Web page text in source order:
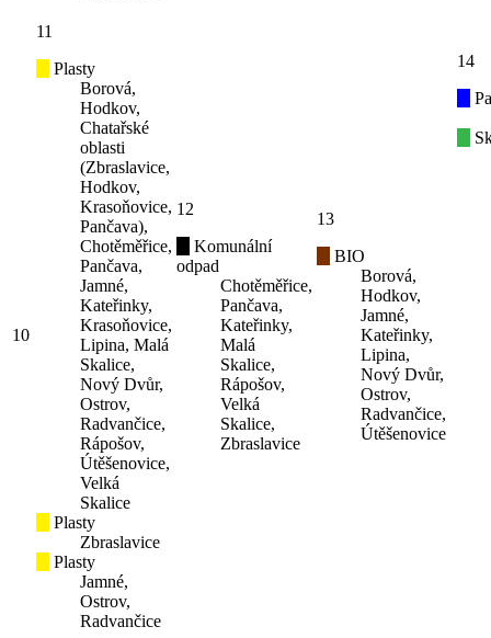
10
11
Plasty
Borová,
Hodkov,
Chatařské
oblasti
(Zbraslavice,
Hodkov,
Krasoňovice,
Pančava),
Chotěměřice,
Pančava,
Jamné,
Kateřinky,
Krasoňovice,
Lipina, Malá
Skalice,
Nový Dvůr,
Ostrov,
Radvančice,
Rápošov,
Útěšenovice,
Velká
Skalice
Plasty
Zbraslavice
Plasty
Jamné,
Ostrov,
Radvančice
12
Komunální
odpad
Chotěměřice,
Pančava,
Kateřinky,
Malá
Skalice,
Rápošov,
Velká
Skalice,
Zbraslavice
13
BIO
Borová,
Hodkov,
Jamné,
Kateřinky,
Lipina,
Nový Dvůr,
Ostrov,
Radvančice,
Útěšenovice
14